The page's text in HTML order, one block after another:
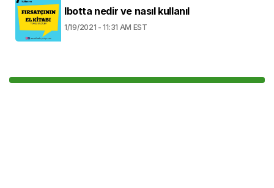
Ibotta nedir ve nasıl kullanıl
1/19/2021 - 11:31 AM EST